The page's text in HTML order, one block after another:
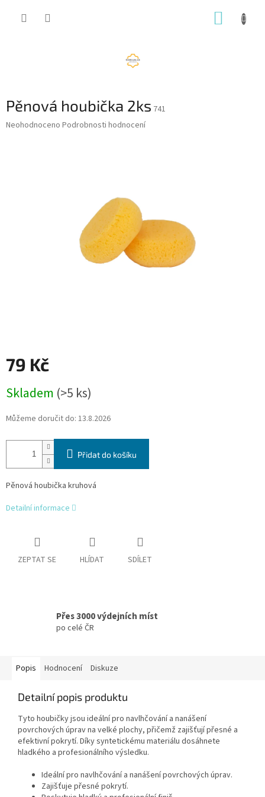
Pěnová houbička 2ks 741
Průměrné
Neohodnoceno Podrobnosti hodnocení
79 Kč
cena:
Skladem (>5 ks)
Můžeme doručit do: 13.8.2026
Přidat do košíku
Pěnová houbička kruhová
Detailní informace
ZEPTAT SE HLÍDAT SDÍLET
Přes 3000 výdejních míst
po celé ČR
Popis Hodnocení Diskuze
Detailní popis produktu
Tyto houbičky jsou ideální pro navlhčování a nanášení
povrchových úprav na velké plochy, přičemž zajišťují přesné a
efektivní pokrytí. Díky syntetickému materiálu dosáhnete
hladkého a profesionálního výsledku.
Ideální pro navlhčování a nanášení povrchových úprav.
Zajišťuje přesné pokrytí.